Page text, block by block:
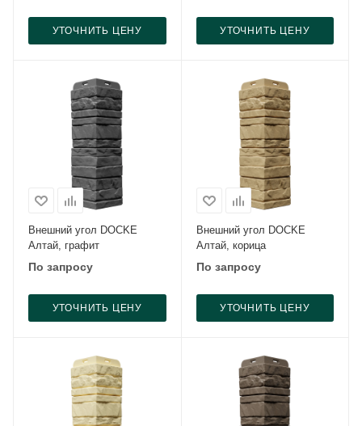
УТОЧНИТЬ ЦЕНУ УТОЧНИТЬ ЦЕНУ
Внешний угол DOCKE
Алтай, графит
По запросу
УТОЧНИТЬ ЦЕНУ
Внешний угол DOCKE
Алтай, корица
По запросу
УТОЧНИТЬ ЦЕНУ